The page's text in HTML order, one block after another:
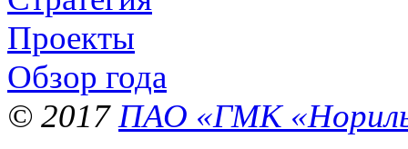
Проекты
Обзор года
© 2017 ПАО «ГМК